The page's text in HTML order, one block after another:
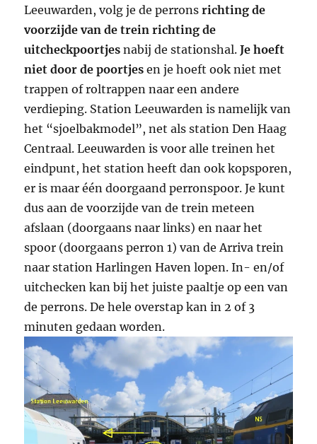
Leeuwarden, volg je de perronsrichting de
voorzijde van de trein richting de
uitcheckpoortjes nabij de stationshal.Je hoeft
niet door de poortjes en je hoeft ook niet met
trappen of roltrappen naar een andere
verdieping. Station Leeuwarden is namelijk van
het “sjoelbakmodel”, net als station Den Haag
Centraal. Leeuwarden is voor alle treinen het
eindpunt, het station heeft dan ook kopsporen,
er is maar één doorgaand perronspoor. Je kunt
dus aan de voorzijde van de trein meteen
afslaan (doorgaans naar links) en naar het
spoor (doorgaans perron 1) van de Arriva trein
naar station Harlingen Haven lopen. In- en/of
uitchecken kan bij het juiste paaltje op een van
de perrons. De hele overstap kan in 2 of 3
minuten gedaan worden.